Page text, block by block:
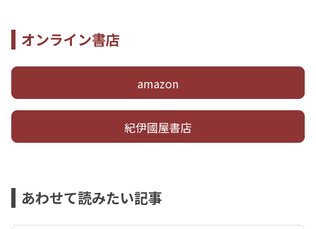
オンライン書店
amazon
紀伊國屋書店
あわせて読みたい記事